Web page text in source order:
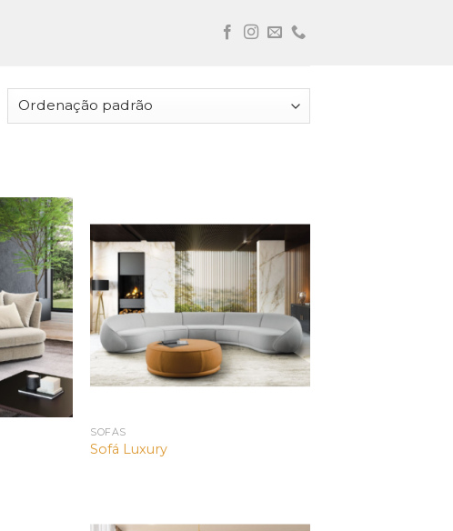
SOFÁS
Sofá Luxury